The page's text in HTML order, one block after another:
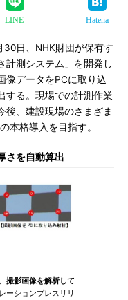
LINE Hatena
日、NHK財団が保有す
計測システム」を開発し
像データをPCに取り込
する。現場での計測作業
後、建設現場のさまざま
本格導入を目指す。
さを自動算出
撮影画像を解析して
ーションプレスリリ